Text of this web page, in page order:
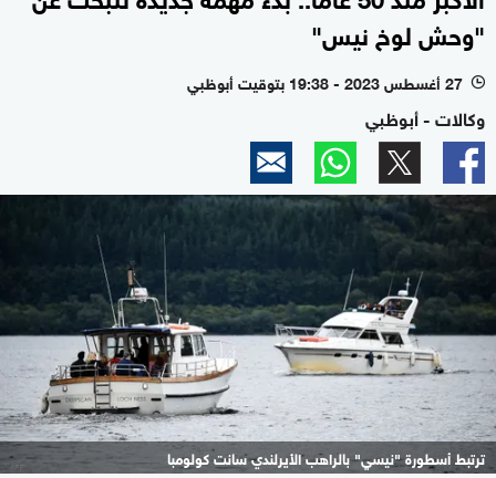
"وحش لوخ نيس"
l 27 أغسطس 2023 - 19:38 بتوقيت أبوظبي
وكالات - أبوظبي
ترتبط أسطورة "نيسي" بالراهب الأيرلندي سانت كولومبا